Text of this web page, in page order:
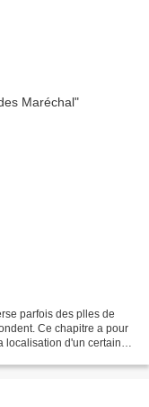
parfois des plles de
Ce chapitre a pour
localisation d'un certain